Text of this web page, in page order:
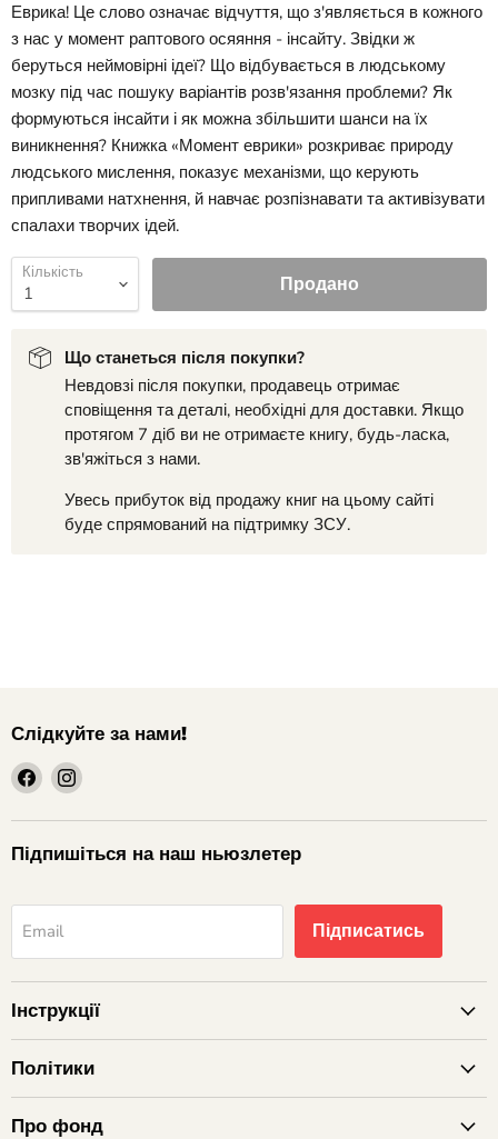
Еврика! Це слово означає відчуття, що з'являється в кожного
з нас у момент раптового осяяння - інсайту. Звідки ж
беруться неймовірні ідеї? Що відбувається в людському
мозку під час пошуку варіантів розв'язання проблеми? Як
формуються інсайти і як можна збільшити шанси на їх
виникнення? Книжка «Момент еврики» розкриває природу
людського мислення, показує механізми, що керують
припливами натхнення, й навчає розпізнавати та активізувати
спалахи творчих ідей.
Кількість Продано
Що станеться після покупки?
Невдовзі після покупки, продавець отримає
сповіщення та деталі, необхідні для доставки. Якщо
протягом 7 діб ви не отримаєте книгу, будь-ласка,
зв'яжіться з нами.
Увесь прибуток від продажу книг на цьому сайті
буде спрямований на підтримку ЗСУ.
Слідкуйте за нами!
шукайте
нас
на
Facebook
шукайте
на
Instagram
Підпишіться на наш ньюзлетер
Email Підписатись
Інструкції
Політики
Про фонд